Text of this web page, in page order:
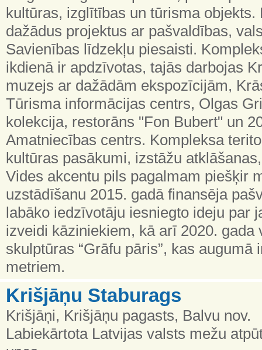
kultūras, izglītības un tūrisma objekts.
dažādus projektus ar pašvaldības,
Savienības līdzekļu piesaisti.
ikdienā ir apdzīvotas, tajās darbojas
muzejs ar dažādām ekspozīcijām,
Tūrisma informācijas centrs, Olgas
kolekcija, restorāns "Fon Bubert" un
Amatniecības centrs. Kompleksa
kultūras pasākumi, izstāžu
Vides akcentu pils pagalmam piešķir
uzstādīšanu 2015. gadā finansēja
labāko iedzīvotāju iesniegto ideju par
izveidi kāziniekiem, kā arī 2020. gada
skulptūras “Grāfu pāris”, kas augumā
metriem.
Krišjāņu Staburags
Krišjāņi, Krišjāņu pagasts, Balvu nov.
Labiekārtota Latvijas valsts mežu